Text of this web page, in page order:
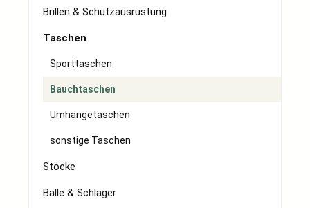
Brillen & Schutzausrüstung
Taschen
Sporttaschen
Bauchtaschen
Umhängetaschen
sonstige Taschen
Stöcke
Bälle & Schläger